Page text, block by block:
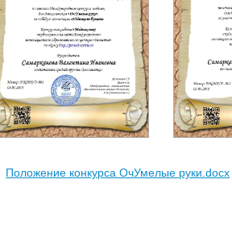
Положение конкурса ОчУмелые руки.docx